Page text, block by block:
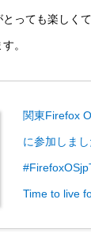
とっても楽しく
。
関東Firefox
に参加しまし
Time to live